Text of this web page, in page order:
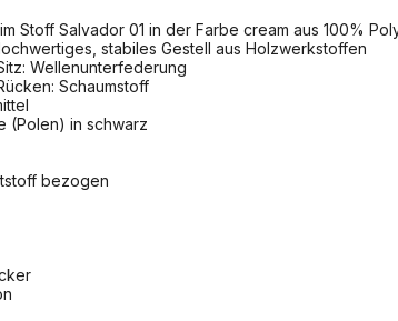
Stoff Salvador 01 in der Farbe cream aus 100%
stabiles Gestell aus Holzwerkstoffen
Wellenunterfederung
Schaumstoff
(Polen) in schwarz
bezogen